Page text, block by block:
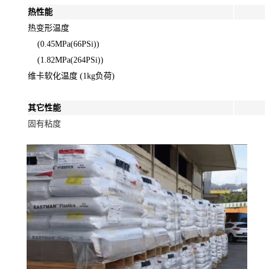
热性能
热变形温度
(0.45MPa(66PSi))
(1.82MPa(264PSi))
维卡软化温度 (1kg负荷)
其它性能
固有粘度